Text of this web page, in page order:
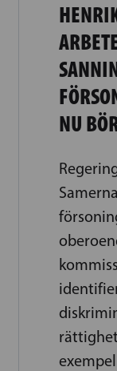
NU